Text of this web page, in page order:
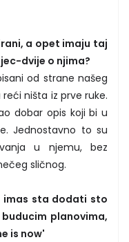
a opet imaju taj
dvije o njima?
od strane našeg
ništa iz prve ruke.
dobar opis koji bi u
Jednostavno to su
u njemu, bez
sličnog.
imas sta dodati sto
planovima,
is now'